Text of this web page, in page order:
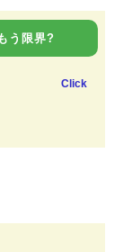
う限界?
Click